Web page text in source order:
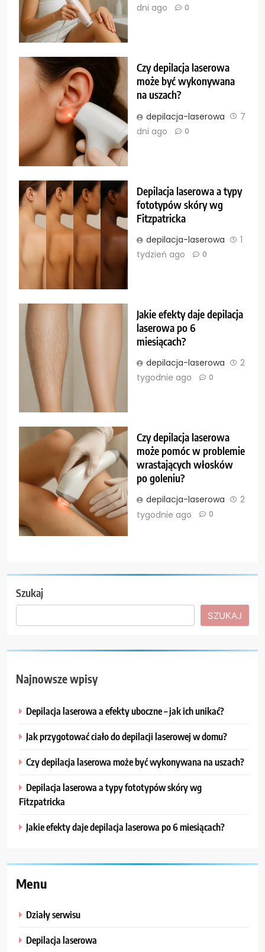
dni ago
0
Czy depilacja laserowa
może być wykonywana
na uszach?
depilacja-laserowa
7
dni ago
0
Depilacja laserowa a typy
fototypów skóry wg
Fitzpatricka
depilacja-laserowa
1
tydzień ago
0
Jakie efekty daje depilacja
laserowa po 6
miesiącach?
depilacja-laserowa
2
tygodnie ago
0
Czy depilacja laserowa
może pomóc w problemie
wrastających włosków
po goleniu?
depilacja-laserowa
2
tygodnie ago
0
Szukaj
SZUKAJ
Najnowsze wpisy
Depilacja laserowa a efekty uboczne – jak ich unikać?
Jak przygotować ciało do depilacji laserowej w domu?
Czy depilacja laserowa może być wykonywana na uszach?
Depilacja laserowa a typy fototypów skóry wg
Fitzpatricka
Jakie efekty daje depilacja laserowa po 6 miesiącach?
Menu
Działy serwisu
Depilacja laserowa